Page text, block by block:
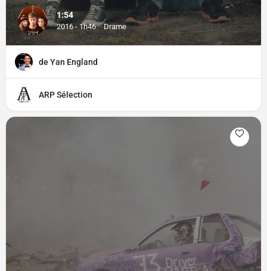
1:54
2016 - 1h46 Drame
de Yan England
ARP Sélection